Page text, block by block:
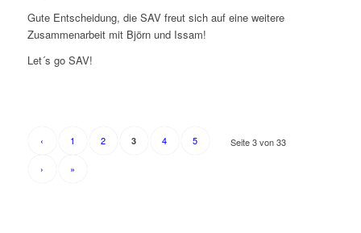
Gute Entscheidung, die SAV freut sich auf eine weitere
Zusammenarbeit mit Björn und Issam!
Let´s go SAV!
Seite 3 von 33
‹ 1 2 3 4 5
› »